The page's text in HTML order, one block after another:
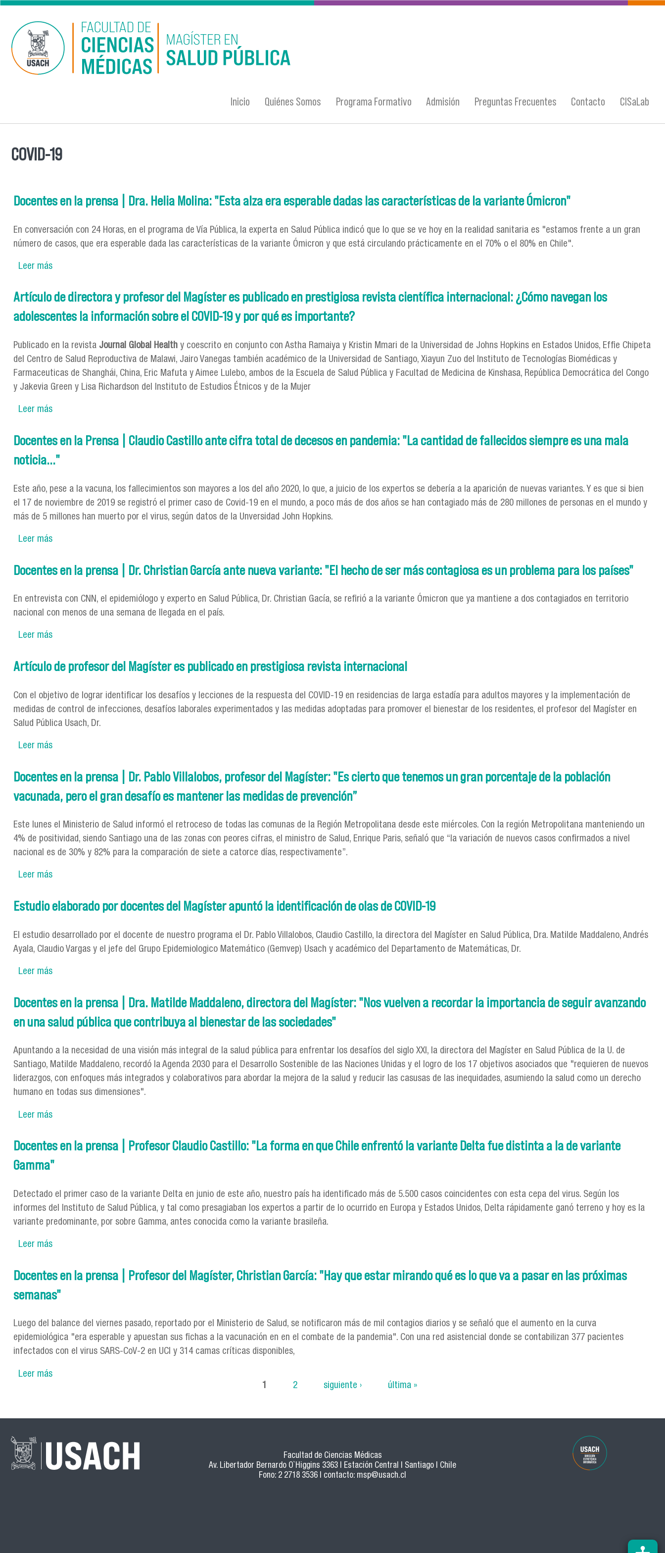
Pasar al contenido principal
Inicio Quiénes Somos Programa Formativo Admisión Preguntas Frecuentes Contacto CISaLab
Se encuentra usted aquí
COVID-19
Docentes en la prensa | Dra. Helia Molina: "Esta alza era esperable dadas las características de la variante Ómicron"
En conversación con 24 Horas, en el programa de Vía Pública, la experta en Salud Pública indicó que lo que se ve hoy en la realidad sanitaria es "estamos frente a un gran
número de casos, que era esperable dada las características de la variante Ómicron y que está circulando prácticamente en el 70% o el 80% en Chile".
Leer mássobre Docentes en la prensa | Dra. Helia Molina: "Esta alza era esperable dadas las características de la variante Ómicron"
Artículo de directora y profesor del Magíster es publicado en prestigiosa revista científica internacional: ¿Cómo navegan los
adolescentes la información sobre el COVID-19 y por qué es importante?
Publicado en la revista Journal Global Health y coescrito en conjunto con Astha Ramaiya y Kristin Mmari de la Universidad de Johns Hopkins en Estados Unidos, Effie Chipeta
del Centro de Salud Reproductiva de Malawi, Jairo Vanegas también académico de la Universidad de Santiago, Xiayun Zuo del Instituto de Tecnologías Biomédicas y
Farmaceuticas de Shanghái, China, Eric Mafuta y Aimee Lulebo, ambos de la Escuela de Salud Pública y Facultad de Medicina de Kinshasa, República Democrática del Congo
y Jakevia Green y Lisa Richardson del Instituto de Estudios Étnicos y de la Mujer
Leer mássobre Artículo de directora y profesor del Magíster es publicado en prestigiosa revista científica internacional: ¿Cómo navegan los adolescentes la información sobre
Docentes en la Prensa | Claudio Castillo ante cifra total de decesos en pandemia: "La cantidad de fallecidos siempre es una mala
noticia..."
Este año, pese a la vacuna, los fallecimientos son mayores a los del año 2020, lo que, a juicio de los expertos se debería a la aparición de nuevas variantes. Y es que si bien
el 17 de noviembre de 2019 se registró el primer caso de Covid-19 en el mundo, a poco más de dos años se han contagiado más de 280 millones de personas en el mundo y
más de 5 millones han muerto por el virus, según datos de la Unversidad John Hopkins.
Leer mássobre Docentes en la Prensa | Claudio Castillo ante cifra total de decesos en pandemia: "La cantidad de fallecidos siempre es una mala noticia..."
Docentes en la prensa | Dr. Christian García ante nueva variante: "El hecho de ser más contagiosa es un problema para los países"
En entrevista con CNN, el epidemiólogo y experto en Salud Pública, Dr. Christian Gacía, se refirió a la variante Ómicron que ya mantiene a dos contagiados en territorio
nacional con menos de una semana de llegada en el país.
Leer mássobre Docentes en la prensa | Dr. Christian García ante nueva variante: "El hecho de ser más contagiosa es un problema para los países"
Artículo de profesor del Magíster es publicado en prestigiosa revista internacional
Con el objetivo de lograr identificar los desafíos y lecciones de la respuesta del COVID-19 en residencias de larga estadía para adultos mayores y la implementación de
medidas de control de infecciones, desafíos laborales experimentados y las medidas adoptadas para promover el bienestar de los residentes, el profesor del Magíster en
Salud Pública Usach, Dr.
Leer mássobre Artículo de profesor del Magíster es publicado en prestigiosa revista internacional
Docentes en la prensa | Dr. Pablo Villalobos, profesor del Magíster: "Es cierto que tenemos un gran porcentaje de la población
vacunada, pero el gran desafío es mantener las medidas de prevención”
Este lunes el Ministerio de Salud informó el retroceso de todas las comunas de la Región Metropolitana desde este miércoles. Con la región Metropolitana manteniendo un
4% de positividad, siendo Santiago una de las zonas con peores cifras, el ministro de Salud, Enrique Paris, señaló que “la variación de nuevos casos confirmados a nivel
nacional es de 30% y 82% para la comparación de siete a catorce días, respectivamente”.
Leer mássobre Docentes en la prensa | Dr. Pablo Villalobos, profesor del Magíster: "Es cierto que tenemos un gran porcentaje de la población vacunada, pero el gran desafío es
Estudio elaborado por docentes del Magíster apuntó la identificación de olas de COVID-19
El estudio desarrollado por el docente de nuestro programa el Dr. Pablo Villalobos, Claudio Castillo, la directora del Magíster en Salud Pública, Dra. Matilde Maddaleno, Andrés
Ayala, Claudio Vargas y el jefe del Grupo Epidemiologico Matemático (Gemvep) Usach y académico del Departamento de Matemáticas, Dr.
Leer mássobre Estudio elaborado por docentes del Magíster apuntó la identificación de olas de COVID-19
Docentes en la prensa | Dra. Matilde Maddaleno, directora del Magíster: "Nos vuelven a recordar la importancia de seguir avanzando
en una salud pública que contribuya al bienestar de las sociedades"
Apuntando a la necesidad de una visión más integral de la salud pública para enfrentar los desafíos del siglo XXI, la directora del Magíster en Salud Pública de la U. de
Santiago, Matilde Maddaleno, recordó la Agenda 2030 para el Desarrollo Sostenible de las Naciones Unidas y el logro de los 17 objetivos asociados que "requieren de nuevos
liderazgos, con enfoques más integrados y colaborativos para abordar la mejora de la salud y reducir las casusas de las inequidades, asumiendo la salud como un derecho
humano en todas sus dimensiones".
Leer mássobre Docentes en la prensa | Dra. Matilde Maddaleno, directora del Magíster: "Nos vuelven a recordar la importancia de seguir avanzando en una salud pública que
Docentes en la prensa | Profesor Claudio Castillo: "La forma en que Chile enfrentó la variante Delta fue distinta a la de variante
Gamma"
Detectado el primer caso de la variante Delta en junio de este año, nuestro país ha identificado más de 5.500 casos coincidentes con esta cepa del virus. Según los
informes del Instituto de Salud Pública, y tal como presagiaban los expertos a partir de lo ocurrido en Europa y Estados Unidos, Delta rápidamente ganó terreno y hoy es la
variante predominante, por sobre Gamma, antes conocida como la variante brasileña.
Leer mássobre Docentes en la prensa | Profesor Claudio Castillo: "La forma en que Chile enfrentó la variante Delta fue distinta a la de variante Gamma"
Docentes en la prensa | Profesor del Magíster, Christian García: "Hay que estar mirando qué es lo que va a pasar en las próximas
semanas"
Luego del balance del viernes pasado, reportado por el Ministerio de Salud, se notificaron más de mil contagios diarios y se señaló que el aumento en la curva
epidemiológica "era esperable y apuestan sus fichas a la vacunación en en el combate de la pandemia". Con una red asistencial donde se contabilizan 377 pacientes
infectados con el virus SARS-CoV-2 en UCI y 314 camas críticas disponibles,
Leer mássobre Docentes en la prensa | Profesor del Magíster, Christian García: "Hay que estar mirando qué es lo que va a pasar en las próximas semanas"
1 2 siguiente › última »
Facultad de Ciencias Médicas
Av. Libertador Bernardo O`Higgins 3363 | Estación Central | Santiago | Chile
Fono: 2 2718 3536 | contacto: msp@usach.cl